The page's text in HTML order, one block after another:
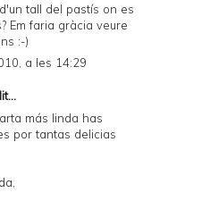
tall del pastís on es
Em faria gràcia veure
:-)
a les 14:29
más linda has
por tantas delicias